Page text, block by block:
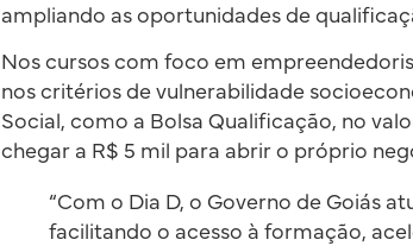
ampliando as oportunidades de
Nos cursos com foco em
nos critérios de vulnerabilidade
Social, como a Bolsa Qualificação, no
chegar a R$ 5 mil para abrir o próprio
“Com o Dia D, o Governo de Goiás
facilitando o acesso à formação,